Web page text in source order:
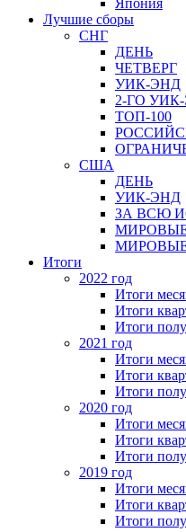
Япония
Лучшие сборы
СНГ
ДЕНЬ
ЧЕТВЕРГ
УИК-ЭНД
2-ГО
ТОП-100
США
ДЕНЬ
УИК-ЭНД
ЗА ВСЮ
Итоги
2022 год
Итоги
Итоги
Итоги
2021 год
Итоги
Итоги
Итоги
2020 год
Итоги
Итоги
Итоги
2019 год
Итоги
Итоги
Итоги